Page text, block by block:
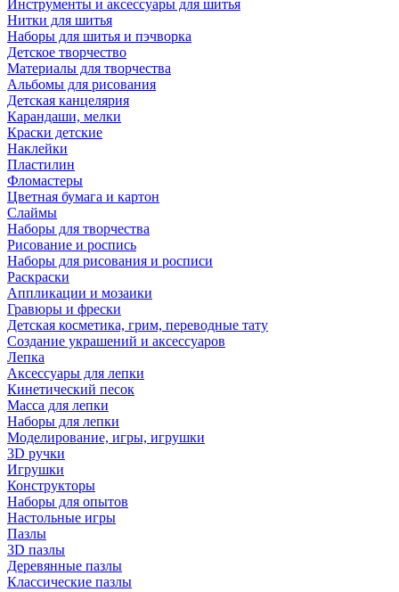
Инструменты и аксессуары для шитья
Нитки для шитья
Наборы для шитья и пэчворка
Детское творчество
Материалы для творчества
Альбомы для рисования
Детская канцелярия
Карандаши, мелки
Краски детские
Наклейки
Пластилин
Фломастеры
Цветная бумага и картон
Слаймы
Наборы для творчества
Рисование и роспись
Наборы для рисования и росписи
Раскраски
Аппликации и мозаики
Гравюры и фрески
Детская косметика, грим, переводные тату
Создание украшений и аксессуаров
Лепка
Аксессуары для лепки
Кинетический песок
Масса для лепки
Наборы для лепки
Моделирование, игры, игрушки
3D ручки
Игрушки
Конструкторы
Наборы для опытов
Настольные игры
Пазлы
3D пазлы
Деревянные пазлы
Классические пазлы